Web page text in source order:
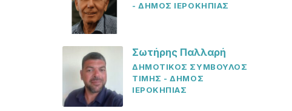
- ΔΗΜΟΣ ΙΕΡΟΚΗΠΙΑΣ
Σωτήρης Παλλαρή
ΔΗΜΟΤΙΚΟΣ ΣΥΜΒΟΥΛΟΣ
ΤΙΜΗΣ - ΔΗΜΟΣ
ΙΕΡΟΚΗΠΙΑΣ